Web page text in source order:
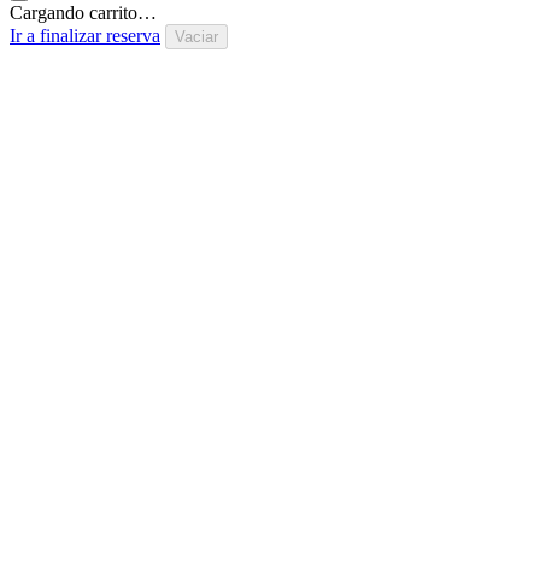
Cargando carrito…
Ir a finalizar reserva
Vaciar